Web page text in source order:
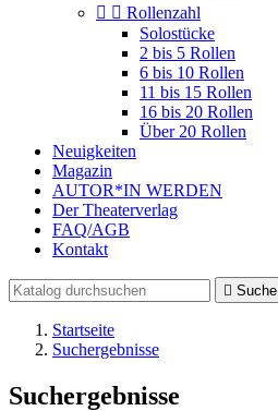
  Rollenzahl
Solostücke
2 bis 5 Rollen
6 bis 10 Rollen
11 bis 15 Rollen
16 bis 20 Rollen
Über 20 Rollen
Neuigkeiten
Magazin
AUTOR*IN WERDEN
Der Theaterverlag
FAQ/AGB
Kontakt
 Suche
Startseite
Suchergebnisse
Suchergebnisse